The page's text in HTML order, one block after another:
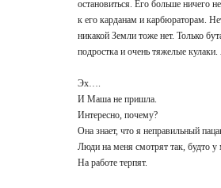
остановиться. Его больше ничего
к его карданам и карбюраторам.
никакой Земли тоже нет. Только
подростка и очень тяжелые
Эх….
И Маша не пришла.
Интересно, почему?
Она знает, что я неправильный
Люди на меня смотрят так, будто
На работе терпят.